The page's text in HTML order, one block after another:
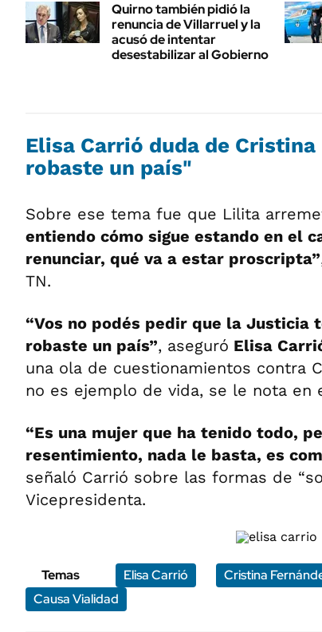
Quirno también pidió la
renuncia de Villarruel y la
acusó de intentar
desestabilizar al Gobierno
Elisa Carrió duda de
robaste un país"
Sobre ese tema fue que Lilita
entiendo cómo sigue estando en el
renunciar, qué va a estar proscripta”
TN.
“Vos no podés pedir que la Justicia
robaste un país”, aseguró Elisa
una ola de cuestionamientos contra
no es ejemplo de vida, se le nota en
“Es una mujer que ha tenido todo,
resentimiento, nada le basta, es
señaló Carrió sobre las formas de
Vicepresidenta.
Temas Elisa Carrió
Cristina
Causa Vialidad